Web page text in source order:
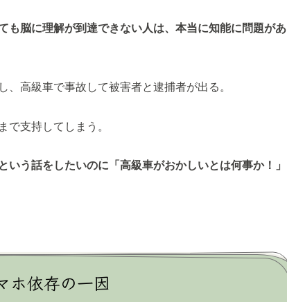
も脳に理解が到達できない人は、本当に知能に問題があ
高級車で事故して被害者と逮捕者が出る。
で支持してしまう。
う話をしたいのに「高級車がおかしいとは何事か！」
ホ依存の一因